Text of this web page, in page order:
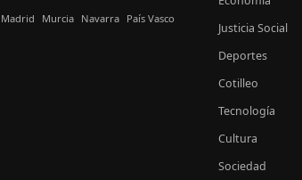
Madrid Murcia Navarra País Vasco
Justicia Social
Deportes
Cotilleo
Tecnología
Cultura
Sociedad